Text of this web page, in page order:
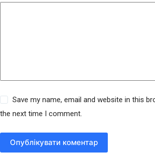
Save my name, email and website in this
the next time I comment.
Опублікувати коментар